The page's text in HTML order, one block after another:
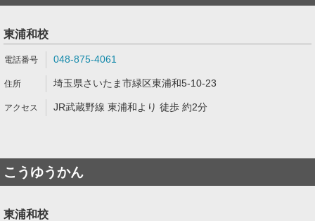
東浦和校
048-875-4061
埼玉県さいたま市緑区東浦和5-10-23
JR武蔵野線 東浦和より 徒歩 約2分
こうゆうかん
東浦和校